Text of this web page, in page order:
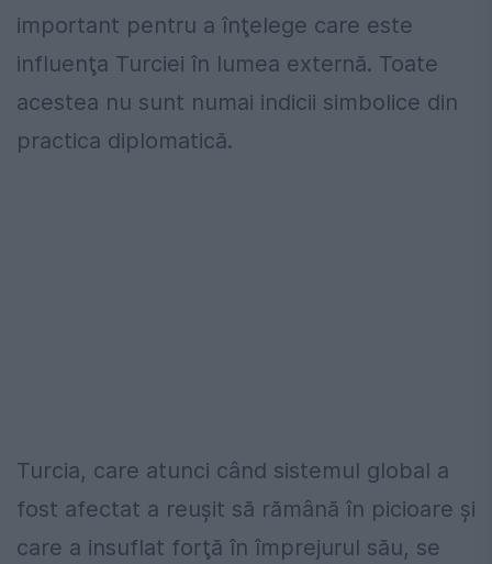
important pentru a înţelege care este
influenţa Turciei în lumea externă. Toate
acestea nu sunt numai indicii simbolice din
practica diplomatică.
Turcia, care atunci când sistemul global a
fost afectat a reuşit să rămână în picioare şi
care a insuflat forţă în împrejurul său, se